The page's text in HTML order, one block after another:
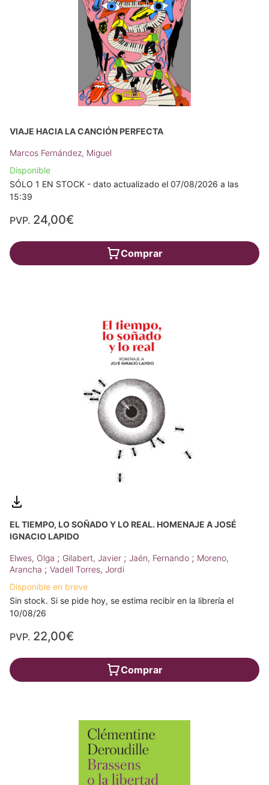
VIAJE HACIA LA CANCIÓN PERFECTA
Marcos Fernández, Miguel
Disponible
SÓLO 1 EN STOCK - dato actualizado el 07/08/2026 a las
15:39
PVP. 24,00€
Comprar
EL TIEMPO, LO SOÑADO Y LO REAL. HOMENAJE A JOSÉ
IGNACIO LAPIDO
Elwes, Olga ; Gilabert, Javier ; Jaén, Fernando ; Moreno,
Arancha ; Vadell Torres, Jordi
Disponible en breve
Sin stock. Si se pide hoy, se estima recibir en la librería el
10/08/26
PVP. 22,00€
Comprar